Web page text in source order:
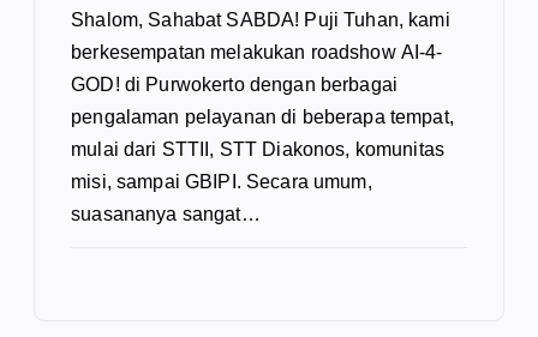
Shalom, Sahabat SABDA! Puji Tuhan, kami
berkesempatan melakukan roadshow AI-4-
GOD! di Purwokerto dengan berbagai
pengalaman pelayanan di beberapa tempat,
mulai dari STTII, STT Diakonos, komunitas
misi, sampai GBIPI. Secara umum,
suasananya sangat…